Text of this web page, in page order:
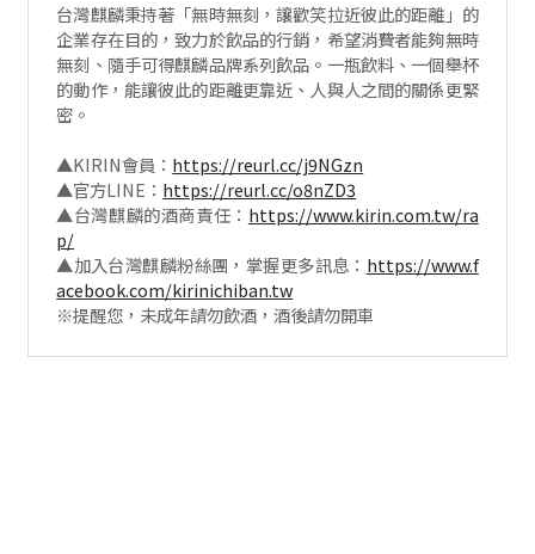
台灣麒麟秉持著「無時無刻，讓歡笑拉近彼此的距離」的
企業存在目的，致力於飲品的行銷，希望消費者能夠無時
無刻、隨手可得麒麟品牌系列飲品。一瓶飲料、一個舉杯
的動作，能讓彼此的距離更靠近、人與人之間的關係更緊
密。
▲KIRIN會員： https://reurl.cc/j9NGzn
▲官方LINE： https://reurl.cc/o8nZD3
▲台灣麒麟的酒商責任： https://www.kirin.com.tw/ra
p/
▲加入台灣麒麟粉絲團，掌握更多訊息： https://www.f
acebook.com/kirinichiban.tw
※提醒您，未成年請勿飲酒，酒後請勿開車